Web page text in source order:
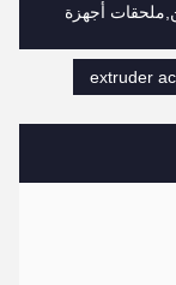
أجهزة
extruder